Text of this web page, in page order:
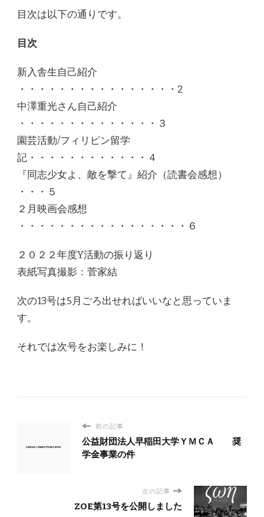
目次は以下の通りです。
目次
新入舎生自己紹介
・・・・・・・・・・・・・・・・2
中澤重光さん自己紹介
・・・・・・・・・・・・・・３
園芸活動/フィリピン留学
記・・・・・・・・・・・・４
『同志少女よ、敵を撃て』紹介（読書会感想）
・・・５
２月映画会感想
・・・・・・・・・・・・・・・・・６
２０２２年度Y活動の振り返り
表紙写真撮影：菅家結
次の13号は5月ごろ出せればいいなと思っていま
す。
それでは次号をお楽しみに！
前の記事
公益財団法人早稲田大学ＹＭＣＡ 奨
学金事業の件
次の記事
ZOE第13号を公開しました